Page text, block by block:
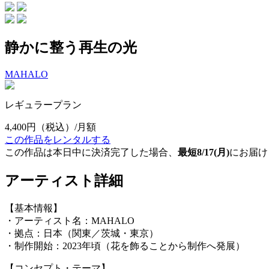
静かに整う再生の光
MAHALO
レギュラープラン
4,400円
（税込）/月額
この作品をレンタルする
この作品は本日中に決済完了した場合、 最短8/17(月)にお届
アーティスト詳細
【基本情報】
・アーティスト名：MAHALO
・拠点：日本（関東／茨城・東京）
・制作開始：2023年頃（花を飾ることから制作へ発展）